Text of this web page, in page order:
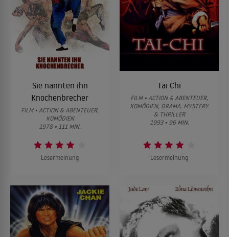
Sie nannten ihn
Knochenbrecher
FILM • ACTION & ABENTEUER,
KOMÖDIEN
1978 • 111 MIN.
Lesermeinung
Tai Chi
FILM • ACTION & ABENTEUER,
KOMÖDIEN, DRAMA, MYSTERY
& THRILLER
1993 • 96 MIN.
Lesermeinung